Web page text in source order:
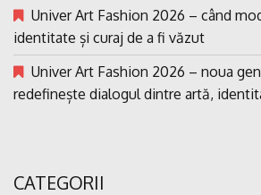
Univer Art Fashion 2026 – când
identitate și curaj de a fi văzut
Univer Art Fashion 2026 – noua
redefinește dialogul dintre artă,
CATEGORII